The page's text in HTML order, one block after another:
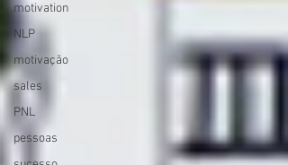
motivation
NLP
motivação
sales
PNL
pessoas